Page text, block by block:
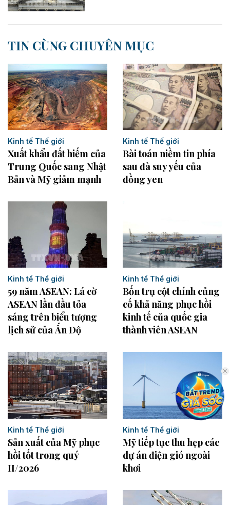
TIN CÙNG CHUYÊN MỤC
Kinh tế Thế giới
Xuất khẩu đất hiếm của
Trung Quốc sang Nhật
Bản và Mỹ giảm mạnh
Kinh tế Thế giới
Bài toán niềm tin phía
sau đà suy yếu của
đồng yen
Kinh tế Thế giới
59 năm ASEAN: Lá cờ
ASEAN lần đầu tỏa
sáng trên biểu tượng
lịch sử của Ấn Độ
Kinh tế Thế giới
Bốn trụ cột chính củng
cố khả năng phục hồi
kinh tế của quốc gia
thành viên ASEAN
Kinh tế Thế giới
Sản xuất của Mỹ phục
hồi tốt trong quý
II/2026
Kinh tế Thế giới
Mỹ tiếp tục thu hẹp các
dự án điện gió ngoài
khơi